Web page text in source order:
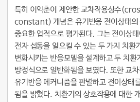
특히 이익춘이 제안한 교차작용상수
constant) 개념은 유기반응 전이상태의
중요한 업적으로 평가된다. 그는 전이상태
전자 섭동을 일으킬 수 있는 두 가지 치환
변화시키는 반응모델을 설계하고 두 치환
방정식으로 일반화됨을 보였다. 또한 교
유기반응 메커니즘을 판별하고 전이상태
됨을 밝혔다. 치환기의 상호작용에 대한